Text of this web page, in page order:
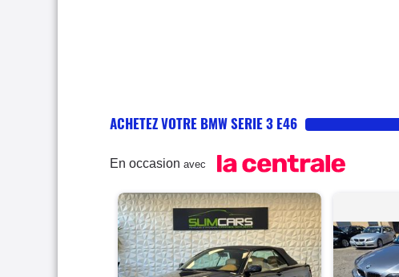
ACHETEZ VOTRE BMW SERIE 3 E46
En occasion avec